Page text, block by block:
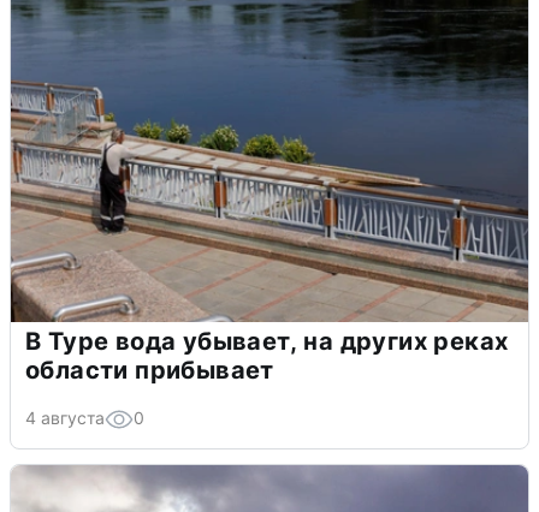
В Туре вода убывает, на других реках
области прибывает
4 августа 0